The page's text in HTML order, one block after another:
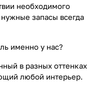
необходимого
запасы всегда
именно у нас?
в разных оттенках
любой интерьер.